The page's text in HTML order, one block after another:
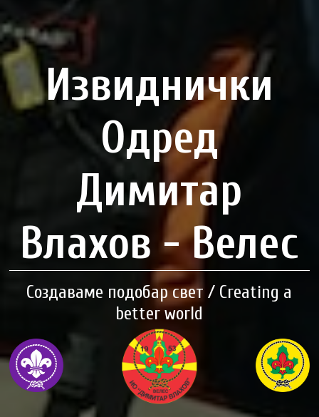
Извиднички
Одред
Димитар
Влахов - Велес
Создаваме подобар свет / Creating a
better world